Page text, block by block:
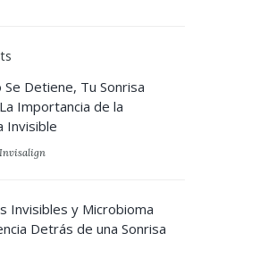
Se Detiene, Tu Sonrisa
Importancia de la
Invisible
Invisalign
Invisibles y Microbioma
Detrás de una Sonrisa